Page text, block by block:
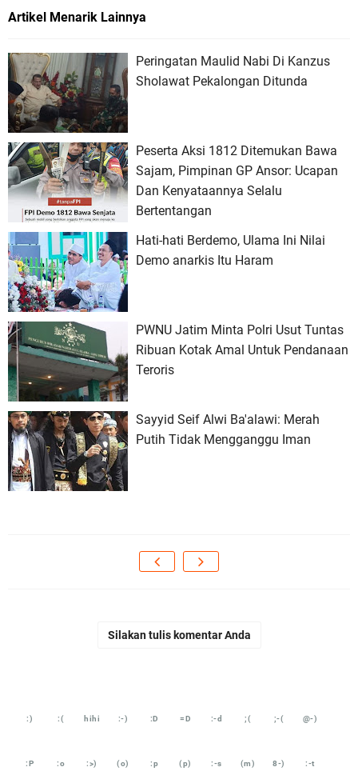
Artikel Menarik Lainnya
Peringatan Maulid Nabi Di Kanzus
Sholawat Pekalongan Ditunda
Peserta Aksi 1812 Ditemukan Bawa
Sajam, Pimpinan GP Ansor: Ucapan
Dan Kenyataannya Selalu
Bertentangan
Hati-hati Berdemo, Ulama Ini Nilai
Demo anarkis Itu Haram
PWNU Jatim Minta Polri Usut Tuntas
Ribuan Kotak Amal Untuk Pendanaan
Teroris
Sayyid Seif Alwi Ba'alawi: Merah
Putih Tidak Mengganggu Iman
Silakan tulis komentar Anda
:) :( hihi :-) :D =D :-d ;( ;-( @-)
:P :o :>) (o) :p (p) :-s (m) 8-) :-t